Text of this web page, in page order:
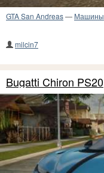
GTA San Andreas— Машины
milcin7
Bugatti Chiron PS20